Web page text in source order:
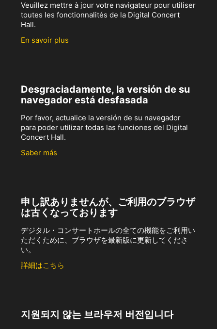
Veuillez mettre à jour votre navigateur pour utiliser
toutes les fonctionnalités de la Digital Concert
Hall.
En savoir plus
Desgraciadamente, la versión de su
navegador está desfasada
Por favor, actualice la versión de su navegador
para poder utilizar todas las funciones del Digital
Concert Hall.
Saber más
申し訳ありませんが、ご利用のブラウザ
は古くなっております
デジタル・コンサートホールの全ての機能をご利用い
ただくために、ブラウザを最新版に更新してくださ
い。
詳細はこちら
지원되지 않는 브라우저 버전입니다